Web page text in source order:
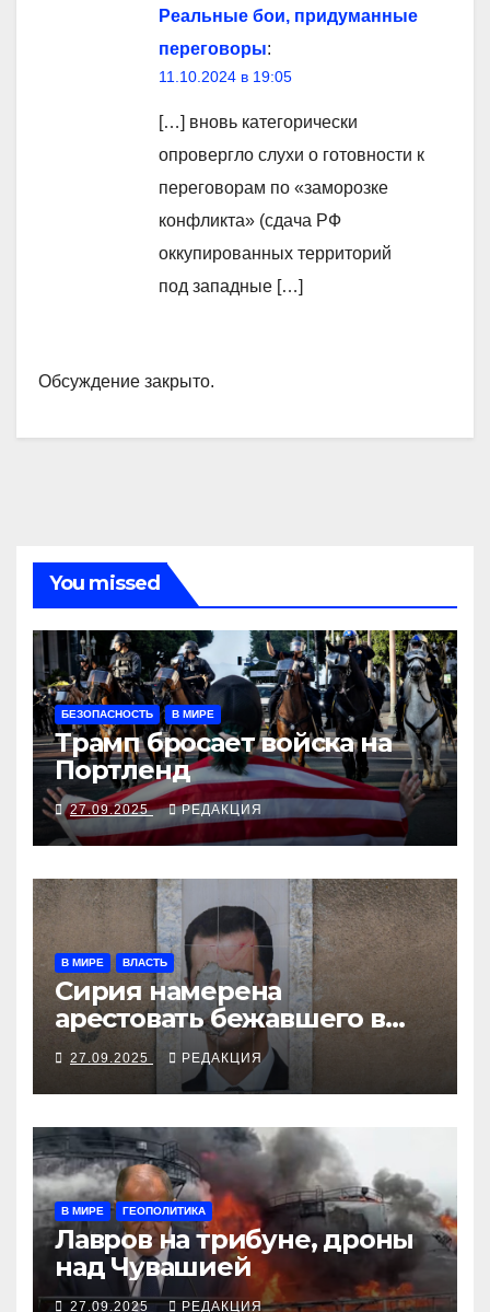
Реальные бои, придуманные
переговоры:
11.10.2024 в 19:05
[…] вновь категорически
опровергло слухи о готовности к
переговорам по «заморозке
конфликта» (сдача РФ
оккупированных территорий
под западные […]
Обсуждение закрыто.
You missed
БЕЗОПАСНОСТЬ В МИРЕ
Трамп бросает войска на
Портленд
27.09.2025 РЕДАКЦИЯ
В МИРЕ ВЛАСТЬ
Сирия намерена
арестовать бежавшего в
Москву экс-диктатора
27.09.2025 РЕДАКЦИЯ
В МИРЕ ГЕОПОЛИТИКА
Лавров на трибуне, дроны
над Чувашией
27.09.2025 РЕДАКЦИЯ